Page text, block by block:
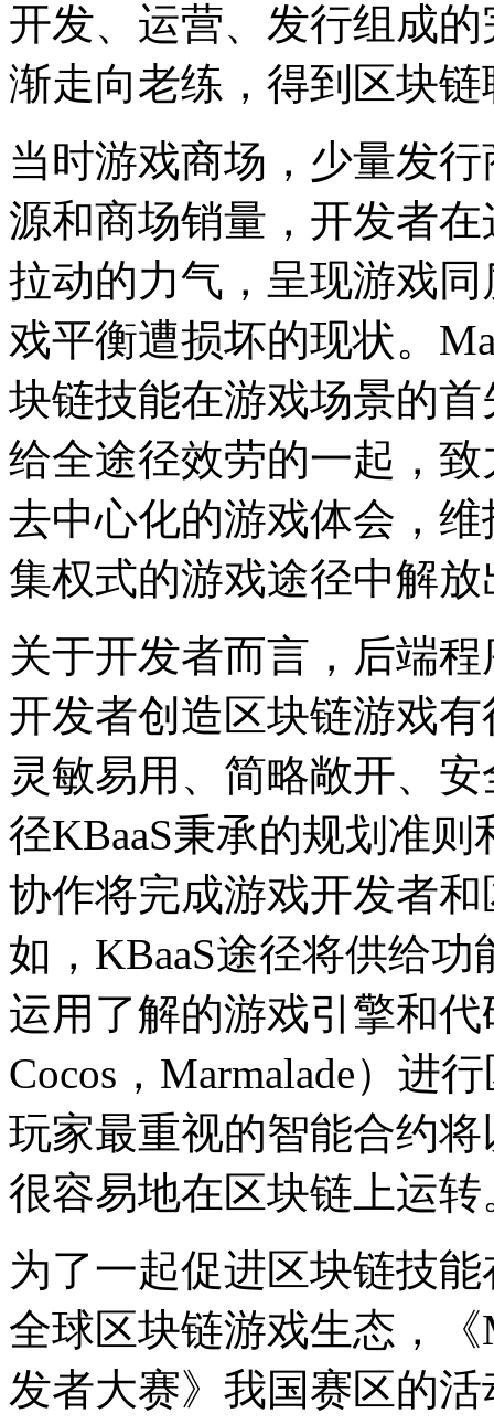
开发、运营、发行组成
渐走向老练，得到区块
当时游戏商场，少量发
源和商场销量，开发者
拉动的力气，呈现游戏
戏平衡遭损坏的现状。
块链技能在游戏场景的
给全途径效劳的一起，
去中心化的游戏体会，
集权式的游戏途径中解放
关于开发者而言，后端
开发者创造区块链游戏
灵敏易用、简略敞开、
径KBaaS秉承的规划准
协作将完成游戏开发者
如，KBaaS途径将供给
运用了解的游戏引擎和
Cocos，Marmalade）进
玩家最重视的智能合约
很容易地在区块链上运转
为了一起促进区块链技
全球区块链游戏生态，《
发者大赛》我国赛区的